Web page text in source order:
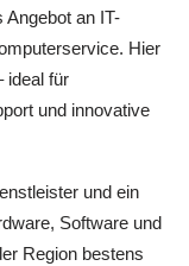
Angebot an IT-
Hier
ideal für
und innovative
und ein
Software und
Region bestens